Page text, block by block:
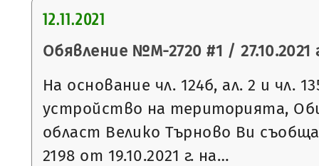
12.11.2021
Обявление №М-2720 #1 / 27.10.2021
На основание чл. 124б, ал. 2 и чл.
устройство на територията,
област Велико Търново Ви
2198 от 19.10.2021 г. на…